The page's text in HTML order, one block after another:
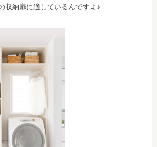
収納扉に適しているんですよ♪